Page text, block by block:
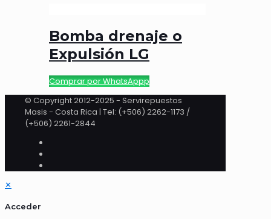
Bomba drenaje o
Expulsión LG
Comprar por WhatsAppp
© Copyright 2012-2025 - Servirepuestos
Masis - Costa Rica | Tel: (+506) 2262-1173 /
(+506) 2261-2844
✕
Acceder